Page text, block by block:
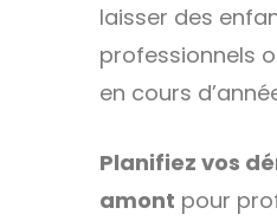
laisser des
professionnels
en cours
Planifiez vos
amont pour